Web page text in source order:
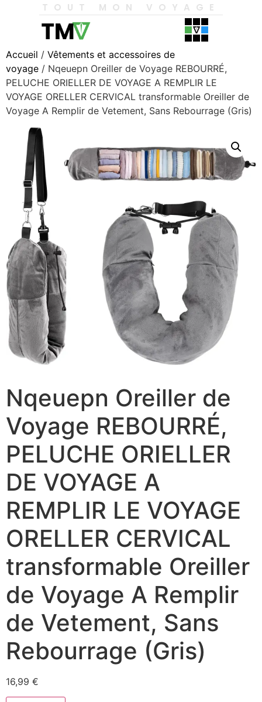
TOUT MON VOYAGE
Accueil / Vêtements et accessoires de
voyage / Nqeuepn Oreiller de Voyage REBOURRÉ,
PELUCHE ORIELLER DE VOYAGE A REMPLIR LE
VOYAGE ORELLER CERVICAL transformable Oreiller de
Voyage A Remplir de Vetement, Sans Rebourrage (Gris)
Nqeuepn Oreiller de
Voyage REBOURRÉ,
PELUCHE ORIELLER
DE VOYAGE A
REMPLIR LE VOYAGE
ORELLER CERVICAL
transformable Oreiller
de Voyage A Remplir
de Vetement, Sans
Rebourrage (Gris)
16,99 €